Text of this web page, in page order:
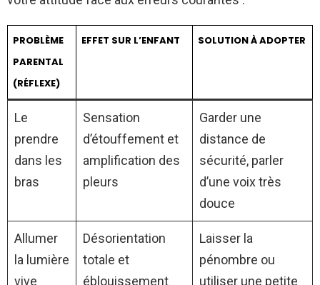
PROBLÈME
PARENTAL
(RÉFLEXE)
EFFET SUR L’ENFANT SOLUTION À ADOPTER
Le
prendre
dans les
bras
Sensation
d’étouffement et
amplification des
pleurs
Garder une
distance de
sécurité, parler
d’une voix très
douce
Allumer
la lumière
vive
Désorientation
totale et
éblouissement
Laisser la
pénombre ou
utiliser une petite